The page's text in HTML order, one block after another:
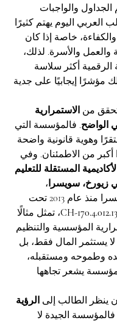
الجداول والواجبات
العربي اليوم يهتم كثيرًا
خاصة إذا كان
والعمل والأسرة. لذلك،
الرقمية أكثر سلاسة
مؤشرًا إيجابيًا على جدية
من الاستمرارية
الواضح. فالمؤسسة التي
وهوية قانونية واضحة
أكبر من الاطمئنان. وفي
المستقلة للتعليم
زيورخ، سويسرا،
المسجلة في سويسرا منذ عام 2013 تحت
CH-، تمثل مثالًا
المؤسسية والتنظيم
يستثمر المال فقط، بل
وطموحه ومستقبله،
يشعر تجاهها
ينظر الطالب إلى الرؤية
فالمؤسسة الجيدة لا